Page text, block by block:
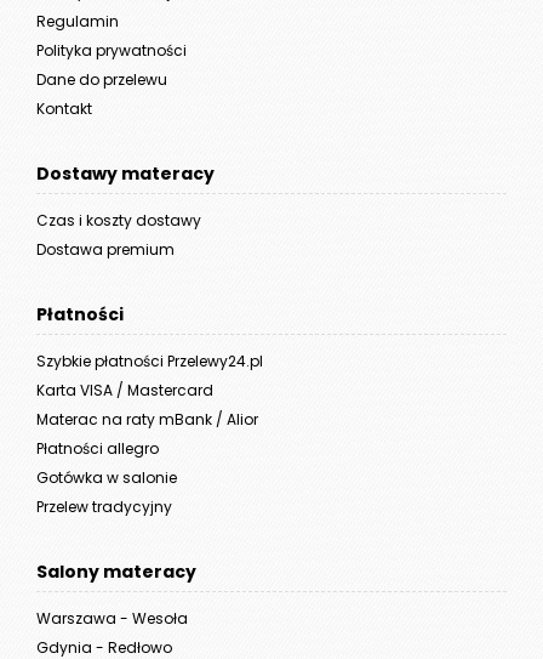
Regulamin
Polityka prywatności
Dane do przelewu
Kontakt
Dostawy materacy
Czas i koszty dostawy
Dostawa premium
Płatności
Szybkie płatności Przelewy24.pl
Karta VISA / Mastercard
Materac na raty mBank / Alior
Płatności allegro
Gotówka w salonie
Przelew tradycyjny
Salony materacy
Warszawa - Wesoła
Gdynia - Redłowo